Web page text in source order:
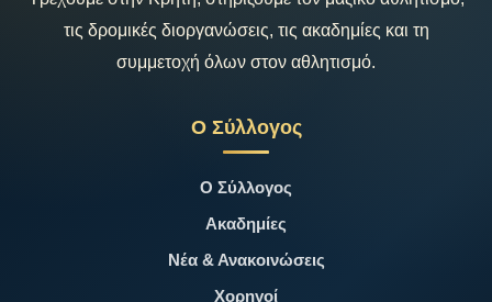
τις δρομικές διοργανώσεις, τις ακαδημίες και τη
συμμετοχή όλων στον αθλητισμό.
Ο Σύλλογος
Ο Σύλλογος
Ακαδημίες
Νέα & Ανακοινώσεις
Χορηγοί